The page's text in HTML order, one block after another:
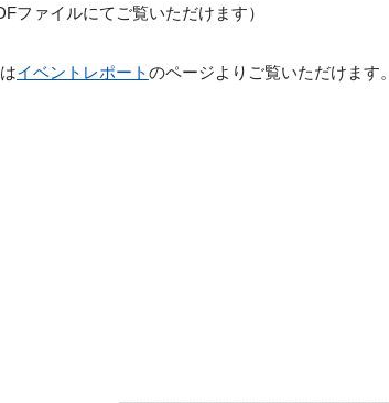
ファイルにてご覧いただけます）
イベントレポートのページよりご覧いただけます。